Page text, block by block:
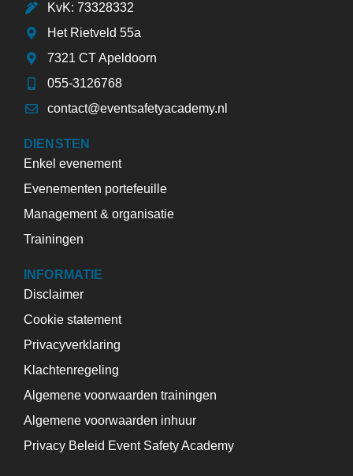
KvK: 73328332
Het Rietveld 55a
7321 CT Apeldoorn
055-3126768
contact@eventsafetyacademy.nl
DIENSTEN
Enkel evenement
Evenementen portefeuille
Management & organisatie
Trainingen
INFORMATIE
Disclaimer
Cookie statement
Privacyverklaring
Klachtenregeling
Algemene voorwaarden trainingen
Algemene voorwaarden inhuur
Privacy Beleid Event Safety Academy